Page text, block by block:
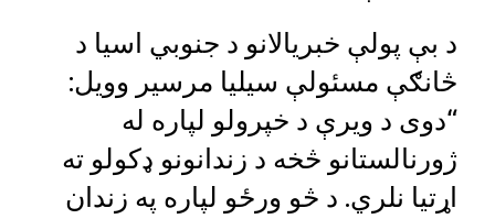
د بې پولې خبریالانو د جنوبي اسیا د
څانګې مسئولې سیلیا مرسیر وویل:
“دوی د ویرې د خپرولو لپاره له
ژورنالستانو څخه د زندانونو ډکولو ته
اړتیا نلري. د څو ورځو لپاره په زندان